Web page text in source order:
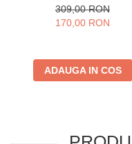
309,00 RON
170,00 RON
ADAUGA IN COS